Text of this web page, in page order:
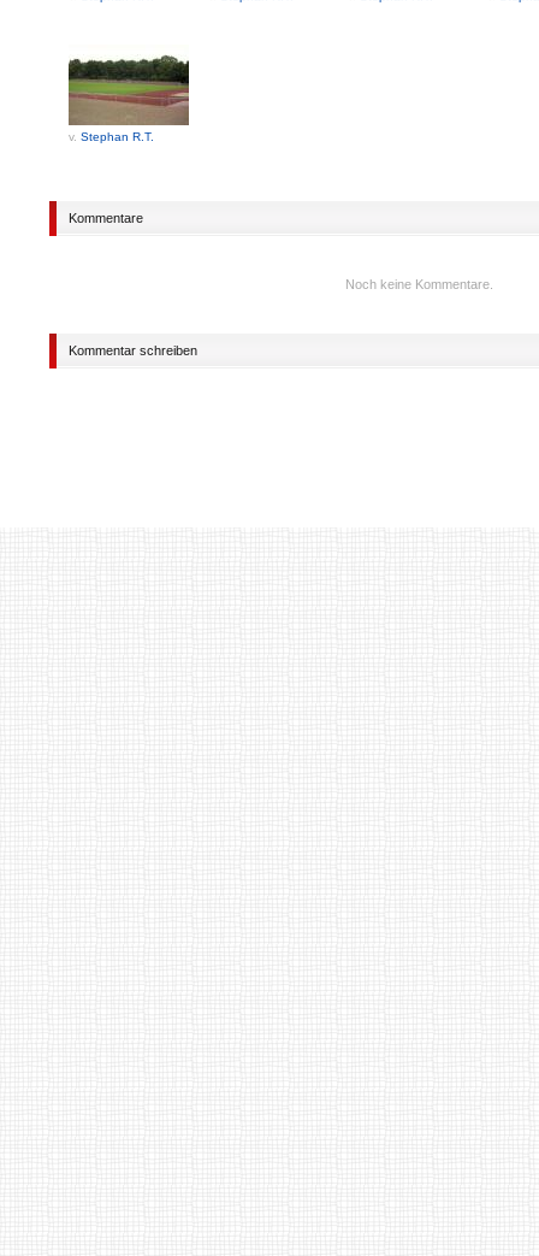
v. Stephan R.T.
Kommentare
Noch keine Kommentare.
Kommentar schreiben